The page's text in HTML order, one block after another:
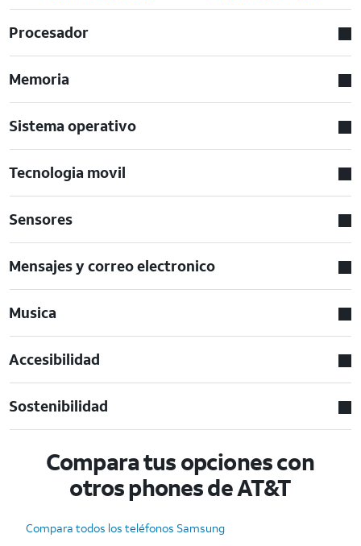
Procesador
Memoria
Sistema operativo
Tecnologia movil
Sensores
Mensajes y correo electronico
Musica
Accesibilidad
Sostenibilidad
Compara tus opciones con
otros phones de AT&T
Compara todos los teléfonos Samsung